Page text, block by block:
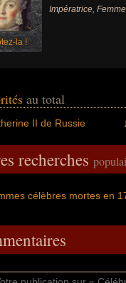
la !
Impératrice,
au total
II de Russie
recherches
célèbres mortes en